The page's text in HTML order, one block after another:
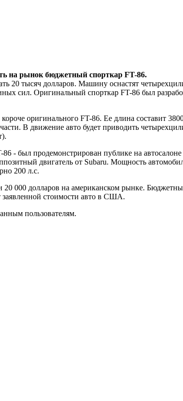
на рынок бюджетный спорткар FT-86.
20 тысяч долларов. Машину оснастят
сил. Оригинальный спорткар FT-86 был
оригинального FT-86. Ее длина составит
В движение авто будет приводить
- был продемонстрирован публике на
двигатель от Subaru. Мощность
200 л.с.
20 000 долларов на американском рынке.
заявленной стоимости авто в США.
пользователям.